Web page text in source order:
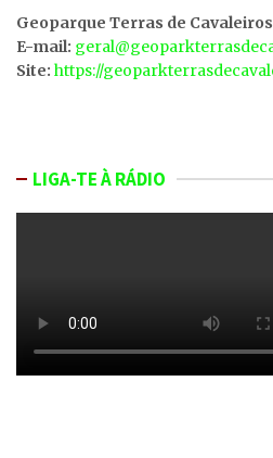
Geoparque Terras de Cavaleiros
E-mail:
Site: https://
LIGA-TE À RÁDIO